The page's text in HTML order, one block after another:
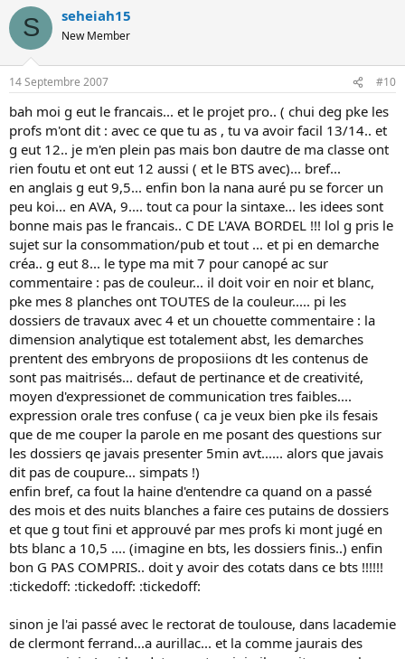
S seheiah15
New Member
14 Septembre 2007 #10
bah moi g eut le francais... et le projet pro.. ( chui deg pke les
profs m'ont dit : avec ce que tu as , tu va avoir facil 13/14.. et
g eut 12.. je m'en plein pas mais bon dautre de ma classe ont
rien foutu et ont eut 12 aussi ( et le BTS avec)... bref...
en anglais g eut 9,5... enfin bon la nana auré pu se forcer un
peu koi... en AVA, 9.... tout ca pour la sintaxe... les idees sont
bonne mais pas le francais.. C DE L'AVA BORDEL !!! lol g pris le
sujet sur la consommation/pub et tout ... et pi en demarche
créa.. g eut 8... le type ma mit 7 pour canopé ac sur
commentaire : pas de couleur... il doit voir en noir et blanc,
pke mes 8 planches ont TOUTES de la couleur..... pi les
dossiers de travaux avec 4 et un chouette commentaire : la
dimension analytique est totalement abst, les demarches
prentent des embryons de proposiions dt les contenus de
sont pas maitrisés... defaut de pertinance et de creativité,
moyen d'expressionet de communication tres faibles....
expression orale tres confuse ( ca je veux bien pke ils fesais
que de me couper la parole en me posant des questions sur
les dossiers qe javais presenter 5min avt...... alors que javais
dit pas de coupure... simpats !)
enfin bref, ca fout la haine d'entendre ca quand on a passé
des mois et des nuits blanches a faire ces putains de dossiers
et que g tout fini et approuvé par mes profs ki mont jugé en
bts blanc a 10,5 .... (imagine en bts, les dossiers finis..) enfin
bon G PAS COMPRIS.. doit y avoir des cotats dans ce bts !!!!!!
:tickedoff: :tickedoff: :tickedoff:
sinon je l'ai passé avec le rectorat de toulouse, dans lacademie
de clermont ferrand...a aurillac... et la comme jaurais des